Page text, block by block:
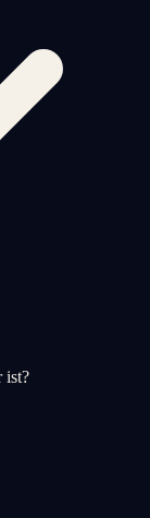
ist?